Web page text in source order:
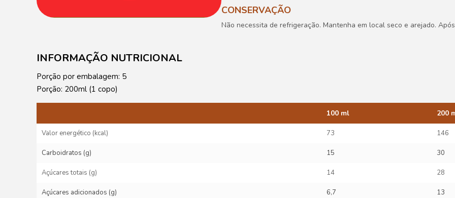
CONSERVAÇÃO
Não necessita de refrigeração. Mantenha em local seco e arejado.
INFORMAÇÃO NUTRICIONAL
Porção por embalagem: 5
Porção: 200ml (1 copo)
100 ml 200
Valor energético (kcal) 73 146
Carboidratos (g) 15 30
Açúcares totais (g) 14 28
Açúcares adicionados (g) 6,7 13